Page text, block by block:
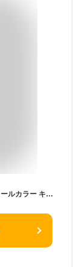
[ムーンスター] 日本製 上履き バレー アルファスクールカラー キッズ コバルト 19.0 cm 2E